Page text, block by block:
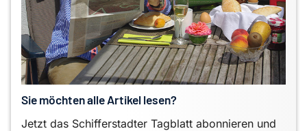
Sie möchten alle Artikel lesen?
Jetzt das Schifferstadter Tagblatt abonnieren und